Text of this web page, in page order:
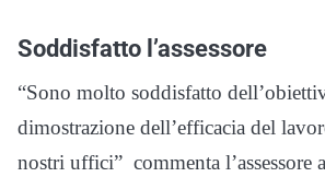
Soddisfatto l’assessore
“Sono molto soddisfatto
dimostrazione dell’efficacia del
nostri uffici” commenta l’assessore